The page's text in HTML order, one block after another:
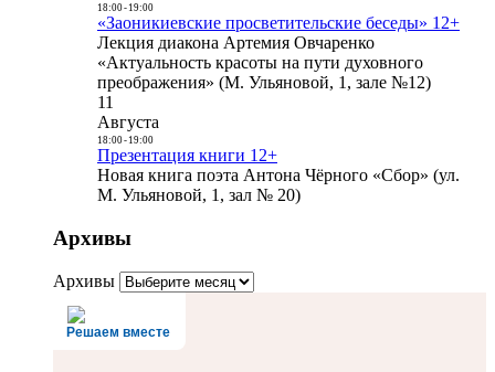
18:00- 19:00
«Заоникиевские просветительские беседы» 12+
Лекция диакона Артемия Овчаренко
«Актуальность красоты на пути духовного
преображения» (М. Ульяновой, 1, зале №12)
11
Августа
18:00- 19:00
Презентация книги 12+
Новая книга поэта Антона Чёрного «Сбор» (ул.
М. Ульяновой, 1, зал № 20)
Архивы
Архивы
Решаем вместе